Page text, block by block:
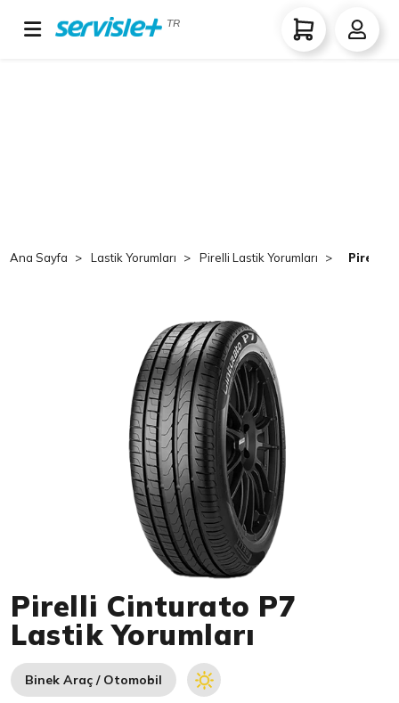
TR
Ana Sayfa Lastik Yorumları Pirelli Lastik Yorumları Pirelli
Pirelli Cinturato P7
Lastik Yorumları
Binek Araç / Otomobil